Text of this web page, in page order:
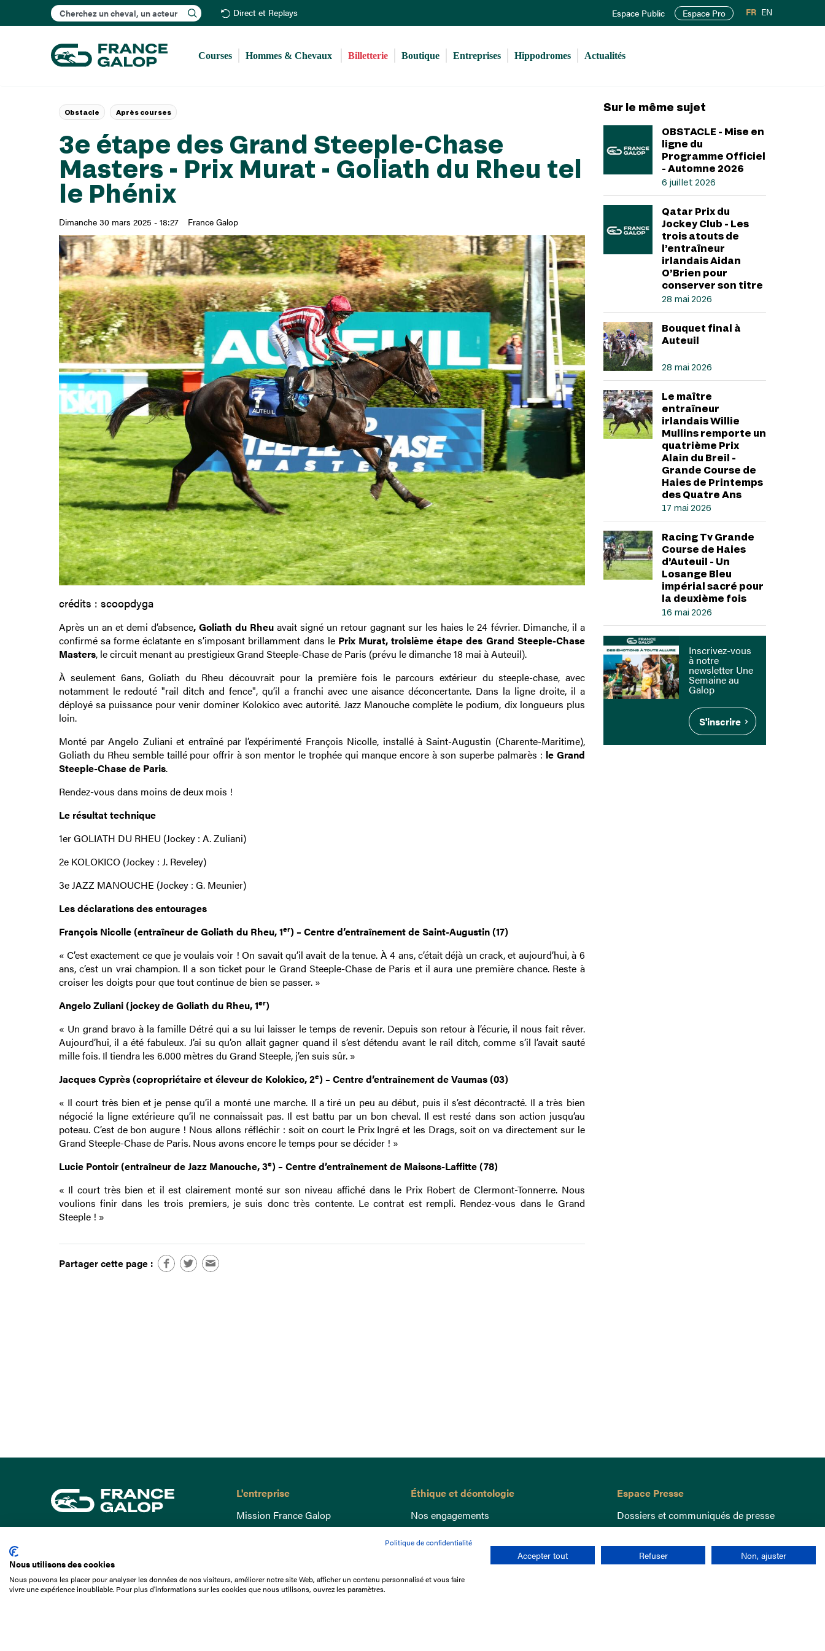
au
principal
Rechercher Direct et Replays Espace Public Espace Pro FR EN
Courses Hommes & Chevaux Billetterie Boutique Entreprises Hippodromes Actualités
3e étape des Grand Steeple-Chase
Masters - Prix Murat - Goliath du Rheu tel
le Phénix
Dimanche 30 mars 2025 - 18:27 France Galop
Obstacle Après courses
crédits : scoopdyga
Après un an et demi d’absence, Goliath du Rheu avait signé un retour gagnant sur les haies le 24 février. Dimanche, il a
confirmé sa forme éclatante en s’imposant brillamment dans le Prix Murat, troisième étape des Grand Steeple-Chase
Masters, le circuit menant au prestigieux Grand Steeple-Chase de Paris (prévu le dimanche 18 mai à Auteuil).
À seulement 6ans, Goliath du Rheu découvrait pour la première fois le parcours extérieur du steeple-chase, avec
notamment le redouté "rail ditch and fence", qu’il a franchi avec une aisance déconcertante. Dans la ligne droite, il a
déployé sa puissance pour venir dominer Kolokico avec autorité. Jazz Manouche complète le podium, dix longueurs plus
loin.
Monté par Angelo Zuliani et entraîné par l’expérimenté François Nicolle, installé à Saint-Augustin (Charente-Maritime),
Goliath du Rheu semble taillé pour offrir à son mentor le trophée qui manque encore à son superbe palmarès : le Grand
Steeple-Chase de Paris.
Rendez-vous dans moins de deux mois !
Le résultat technique
1er GOLIATH DU RHEU (Jockey : A. Zuliani)
2e KOLOKICO (Jockey : J. Reveley)
3e JAZZ MANOUCHE (Jockey : G. Meunier)
Les déclarations des entourages
François Nicolle (entraîneur de Goliath du Rheu, 1er) – Centre d’entraînement de Saint-Augustin (17)
« C’est exactement ce que je voulais voir ! On savait qu’il avait de la tenue. À 4 ans, c’était déjà un crack, et aujourd’hui, à 6
ans, c’est un vrai champion. Il a son ticket pour le Grand Steeple-Chase de Paris et il aura une première chance. Reste à
croiser les doigts pour que tout continue de bien se passer. »
Angelo Zuliani (jockey de Goliath du Rheu, 1er)
« Un grand bravo à la famille Détré qui a su lui laisser le temps de revenir. Depuis son retour à l’écurie, il nous fait rêver.
Aujourd’hui, il a été fabuleux. J’ai su qu’on allait gagner quand il s’est détendu avant le rail ditch, comme s’il l’avait sauté
mille fois. Il tiendra les 6.000 mètres du Grand Steeple, j’en suis sûr. »
Jacques Cyprès (copropriétaire et éleveur de Kolokico, 2e) – Centre d’entraînement de Vaumas (03)
« Il court très bien et je pense qu’il a monté une marche. Il a tiré un peu au début, puis il s’est décontracté. Il a très bien
négocié la ligne extérieure qu’il ne connaissait pas. Il est battu par un bon cheval. Il est resté dans son action jusqu’au
poteau. C’est de bon augure ! Nous allons réfléchir : soit on court le Prix Ingré et les Drags, soit on va directement sur le
Grand Steeple-Chase de Paris. Nous avons encore le temps pour se décider ! »
Lucie Pontoir (entraîneur de Jazz Manouche, 3e) – Centre d’entraînement de Maisons-Laffitte (78)
« Il court très bien et il est clairement monté sur son niveau affiché dans le Prix Robert de Clermont-Tonnerre. Nous
voulions finir dans les trois premiers, je suis donc très contente. Le contrat est rempli. Rendez-vous dans le Grand
Steeple ! »
Partager cette page :
Sur le même sujet
OBSTACLE - Mise en
ligne du
Programme Officiel
- Automne 2026
6 juillet 2026
Qatar Prix du
Jockey Club - Les
trois atouts de
l’entraîneur
irlandais Aidan
O’Brien pour
conserver son titre
28 mai 2026
Bouquet final à
Auteuil
28 mai 2026
Le maître
entraîneur
irlandais Willie
Mullins remporte un
quatrième Prix
Alain du Breil -
Grande Course de
Haies de Printemps
des Quatre Ans
17 mai 2026
Racing Tv Grande
Course de Haies
d’Auteuil - Un
Losange Bleu
impérial sacré pour
la deuxième fois
16 mai 2026
Inscrivez-vous
à notre
newsletter Une
Semaine au
Galop
S'inscrire
01 49 10 20 29
L'entreprise
Mission France Galop
Gouvernance
Comprendre les courses
Docuthèque
Éthique et déontologie
Nos engagements
Lutte anti-dopage
Bien être equin
Index Egalité Femmes-Hommes
Jeu responsable
Espace Presse
Dossiers et communiqués de presse
Politique de confidentialité
Nous utilisons des cookies
Nous pouvons les placer pour analyser les données de nos visiteurs, améliorer notre site Web, afficher un contenu personnalisé et vous faire
vivre une expérience inoubliable. Pour plus d'informations sur les cookies que nous utilisons, ouvrez les paramètres.
Accepter tout Refuser Non, ajuster